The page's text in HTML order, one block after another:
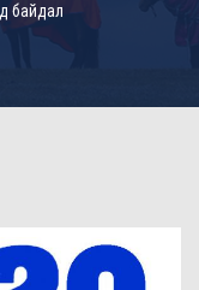
байдал